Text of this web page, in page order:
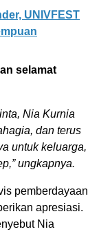
UNIVFEST
selamat
Nia Kurnia
dan terus
untuk keluarga,
ungkapnya.
pemberdayaan
apresiasi.
Nia